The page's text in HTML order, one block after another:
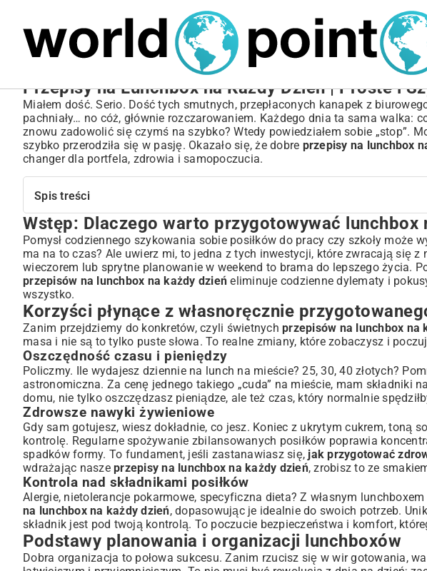
Przepisy na Lunchbox na Każdy Dzień | Proste i
Miałem dość. Serio. Dość tych smutnych, przepłaconych kanapek z
pachniały… no cóż, głównie rozczarowaniem. Każdego dnia ta sama walka:
znowu zadowolić się czymś na szybko? Wtedy powiedziałem sobie „stop”.
szybko przerodziła się w pasję. Okazało się, że dobre przepisy na lunchbox
changer dla portfela, zdrowia i samopoczucia.
Spis treści
Wstęp: Dlaczego warto przygotowywać lunchbox na każdy dzień?
Korzyści płynące z własnoręcznie przygotowanego lunchboxa
Oszczędność czasu i pieniędzy
Zdrowsze nawyki żywieniowe
Kontrola nad składnikami posiłków
Podstawy planowania i organizacji lunchboxów
Tygodniowe przygotowanie posiłków (meal prep)
Niezbędne akcesoria do lunchboxa
Bezpieczne przechowywanie żywności
Kreatywne przepisy na lunchbox – różnorodność smaków i składników
Szybkie i proste propozycje na zabiegane dni
Lunchbox wegetariański i wegański – smaczne alternatywy
Pomysły na lunchbox niskowęglowodanowy
Inspiracje na przekąski do lunchboxa
Zdrowe batony musli własnej roboty
Owoce, warzywa i dipy – proste dodatki
Jak utrzymać motywację do pakowania lunchboxa?
Sezonowe składniki i nowe smaki
Wykorzystanie resztek z obiadu
Podsumowanie: Smaczny i zdrowy lunchbox na co dzień
Wstęp: Dlaczego warto przygotowywać lunchbox
Pomysł codziennego szykowania sobie posiłków do pracy czy szkoły może
ma na to czas? Ale uwierz mi, to jedna z tych inwestycji, które zwracają się
wieczorem lub sprytne planowanie w weekend to brama do lepszego życia.
przepisów na lunchbox na każdy dzień eliminuje codzienne dylematy i
wszystko.
Korzyści płynące z własnoręcznie
Zanim przejdziemy do konkretów, czyli świetnych przepisów na lunchbox na
masa i nie są to tylko puste słowa. To realne zmiany, które zobaczysz i
Oszczędność czasu i pieniędzy
Policzmy. Ile wydajesz dziennie na lunch na mieście? 25, 30, 40 złotych?
astronomiczna. Za cenę jednego takiego „cuda” na mieście, mam składniki
domu, nie tylko oszczędzasz pieniądze, ale też czas, który normalnie
Zdrowsze nawyki żywieniowe
Gdy sam gotujesz, wiesz dokładnie, co jesz. Koniec z ukrytym cukrem, toną
kontrolę. Regularne spożywanie zbilansowanych posiłków poprawia
spadków formy. To fundament, jeśli zastanawiasz się, jak przygotować
wdrażając nasze przepisy na lunchbox na każdy dzień, zrobisz to ze
Kontrola nad składnikami posiłków
Alergie, nietolerancje pokarmowe, specyficzna dieta? Z własnym
na lunchbox na każdy dzień, dopasowując je idealnie do swoich potrzeb.
składnik jest pod twoją kontrolą. To poczucie bezpieczeństwa i komfort,
Podstawy planowania i organizacji lunchboxów
Dobra organizacja to połowa sukcesu. Zanim rzucisz się w wir gotowania,